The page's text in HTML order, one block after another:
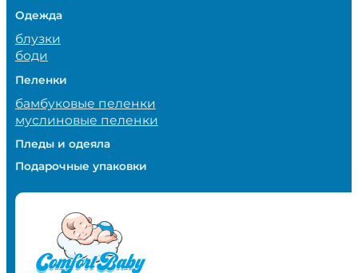
Одежда
блузки
боди
Пеленки
бамбуковые пеленки
муслиновые пеленки
Пледы и одеяла
Подарочные упаковки